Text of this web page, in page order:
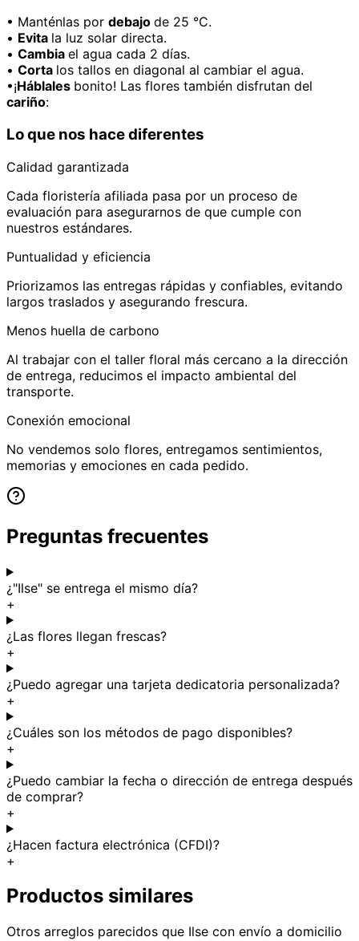
• Manténlas por debajo de 25 °C.
• Evita la luz solar directa.
• Cambia el agua cada 2 días.
• Corta los tallos en diagonal al cambiar el agua.
•¡Háblales bonito! Las flores también disfrutan del
cariño:
Lo que nos hace diferentes
Calidad garantizada
Cada floristería afiliada pasa por un proceso de
evaluación para asegurarnos de que cumple con
nuestros estándares.
Puntualidad y eficiencia
Priorizamos las entregas rápidas y confiables, evitando
largos traslados y asegurando frescura.
Menos huella de carbono
Al trabajar con el taller floral más cercano a la dirección
de entrega, reducimos el impacto ambiental del
transporte.
Conexión emocional
No vendemos solo flores, entregamos sentimientos,
memorias y emociones en cada pedido.
Preguntas frecuentes
¿"Ilse" se entrega el mismo día?
+
¿Las flores llegan frescas?
+
¿Puedo agregar una tarjeta dedicatoria personalizada?
+
¿Cuáles son los métodos de pago disponibles?
+
¿Puedo cambiar la fecha o dirección de entrega después
de comprar?
+
¿Hacen factura electrónica (CFDI)?
+
Productos similares
Otros arreglos parecidos que Ilse con envío a domicilio